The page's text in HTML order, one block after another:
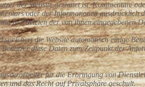
der Website gestattet ist, Kommentare
oder der Informationen ausdrücklich
zu Parteien der von ihnen eingegebenen
die Website automatisch einige
diese Daten zum Zeitpunkt der
für die Erbringung von
und das Recht auf Privatsphäre geschult.